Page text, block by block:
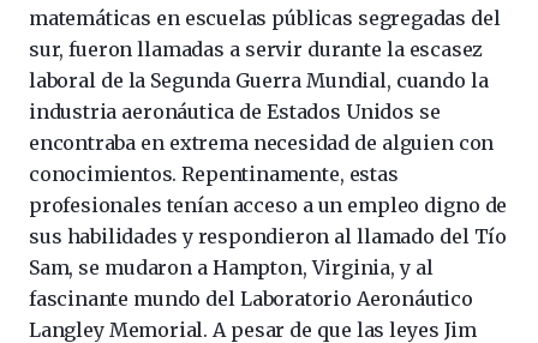
matemáticas en escuelas públicas segregadas del
sur, fueron llamadas a servir durante la escasez
laboral de la Segunda Guerra Mundial, cuando la
industria aeronáutica de Estados Unidos se
encontraba en extrema necesidad de alguien con
conocimientos. Repentinamente, estas
profesionales tenían acceso a un empleo digno de
sus habilidades y respondieron al llamado del Tío
Sam, se mudaron a Hampton, Virginia, y al
fascinante mundo del Laboratorio Aeronáutico
Langley Memorial. A pesar de que las leyes Jim